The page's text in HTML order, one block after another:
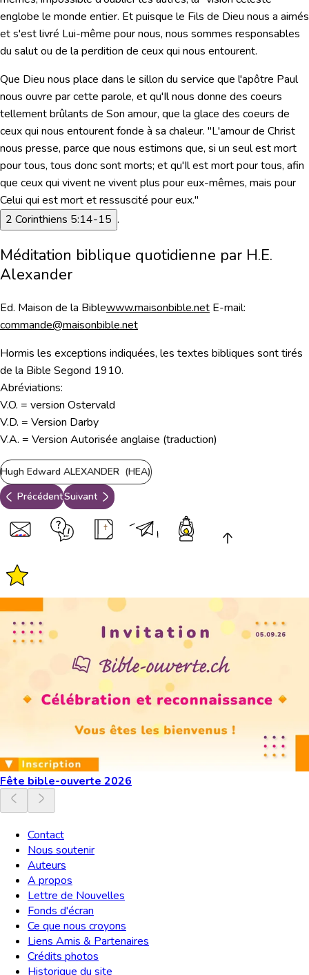
englobe le monde entier. Et puisque le Fils de Dieu nous a aimés
et s'est livré Lui-même pour nous, nous sommes responsables
du salut ou de la perdition de ceux qui nous entourent.
Que Dieu nous place dans le sillon du service que l'apôtre Paul
nous ouvre par cette parole, et qu'Il nous donne des coeurs
tellement brûlants de Son amour, que la glace des coeurs de
ceux qui nous entourent fonde à sa chaleur. "L'amour de Christ
nous presse, parce que nous estimons que, si un seul est mort
pour tous, tous donc sont morts; et qu'Il est mort pour tous, afin
que ceux qui vivent ne vivent plus pour eux-mêmes, mais pour
Celui qui est mort et ressuscité pour eux."
2 Corinthiens 5:14-15 .
Méditation biblique quotidienne par H.E.
Alexander
Ed. Maison de la Biblewww.maisonbible.net E-mail:
commande@maisonbible.net
Hormis les exceptions indiquées, les textes bibliques sont tirés
de la Bible Segond 1910.
Abréviations:
V.O. = version Ostervald
V.D. = Version Darby
V.A. = Version Autorisée anglaise (traduction)
Hugh Edward ALEXANDER (HEA)
PrécédentSuivant
Fête bible-ouverte 2026
Contact
Nous soutenir
Auteurs
A propos
Lettre de Nouvelles
Fonds d'écran
Ce que nous croyons
Liens Amis & Partenaires
Crédits photos
Historique du site